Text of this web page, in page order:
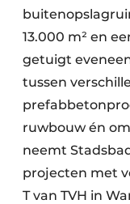
13.000 m² en
getuigt
tussen
ruwbouw én
neemt
projecten met
T van TVH in